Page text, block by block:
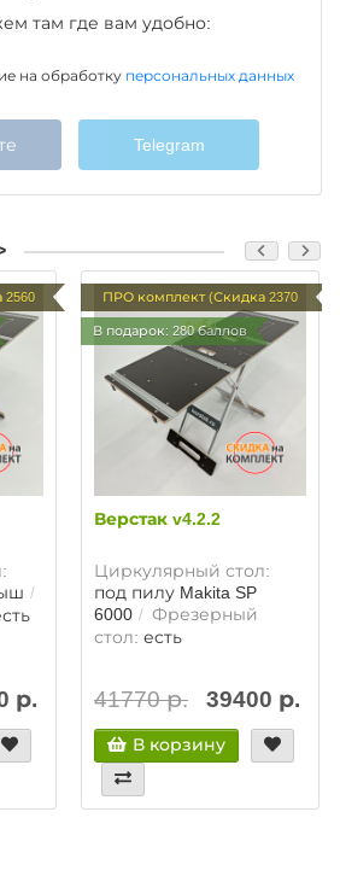
там где вам удобно:
на обработку персональных данных
Telegram
р.
ПРО комплект (Скидка 2370
руб.)
В подарок: 280 баллов
Верстак v4.2.2
Циркулярный стол:
под пилу Makita SP
6000
Фрезерный
стол: есть
41770 р. 39400 р.
В корзину